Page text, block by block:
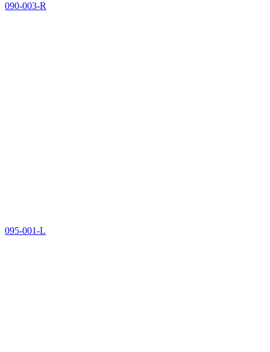
090-003-R
095-001-L